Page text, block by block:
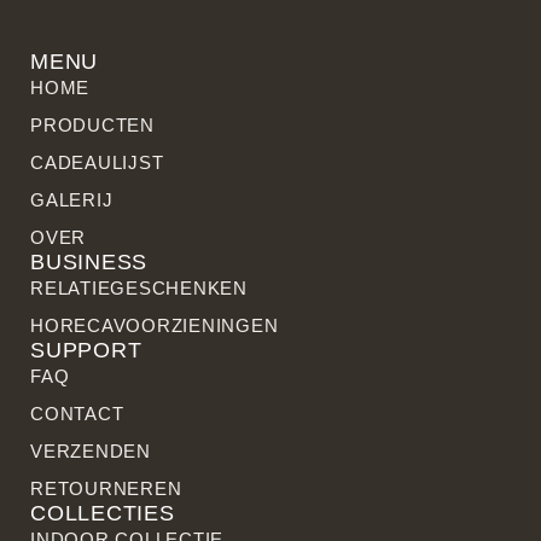
MENU
HOME
PRODUCTEN
CADEAULIJST
GALERIJ
OVER
BUSINESS
RELATIE­GESCHENKEN
HORECAVOORZIENINGEN
SUPPORT
FAQ
CONTACT
VERZENDEN
RETOURNEREN
COLLECTIES